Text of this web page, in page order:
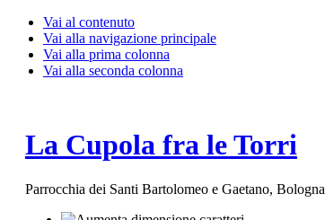
Vai al contenuto
Vai alla navigazione principale
Vai alla prima colonna
Vai alla seconda colonna
La Cupola fra le Torri
Parrocchia dei Santi Bartolomeo e Gaetano, Bologna